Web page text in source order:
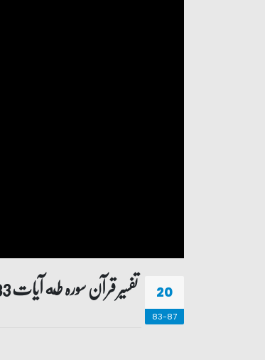
20
83-87
تفسیر قرآن سورہ ‎طه آیات 83 - 87